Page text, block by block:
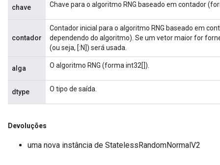
chave Chave para o algoritmo RNG baseado em contador
contador
Contador inicial para o algoritmo RNG baseado em
dependendo do algoritmo). Se um vetor maior for
(ou seja, [:N]) será usada.
alga O algoritmo RNG (forma int32[]).
dtype O tipo de saída.
Devoluções
uma nova instância de StatelessRandomNormalV2